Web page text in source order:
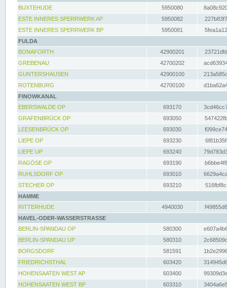
BUXTEHUDE
5950080
ESTE INNERES SPERRWERK AP
5950082
ESTE INNERES SPERRWERK BP
5950081
FULDA
BONAFORTH
42900201
GREBENAU
42700202
GUNTERSHAUSEN
42900100
ROTENBURG
42700100
FINOWKANAL
EBERSWALDE OP
693170
GRAFENBRÜCK OP
693050
LEESENBRÜCK OP
693030
LIEPE OP
693230
LIEPE UP
693240
RAGÖSE OP
693190
RUHLSDORF OP
693010
STECHER OP
693210
HAMME
RITTERHUDE
4940030
HAVEL-ODER-WASSERSTRASSE
BERLIN-SPANDAU OP
580300
BERLIN-SPANDAU UP
580310
BORGSDORF
581591
FRIEDRICHSTHAL
603420
HOHENSAATEN WEST AP
603400
HOHENSAATEN WEST BP
603310